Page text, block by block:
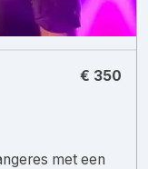
€ 350
met een